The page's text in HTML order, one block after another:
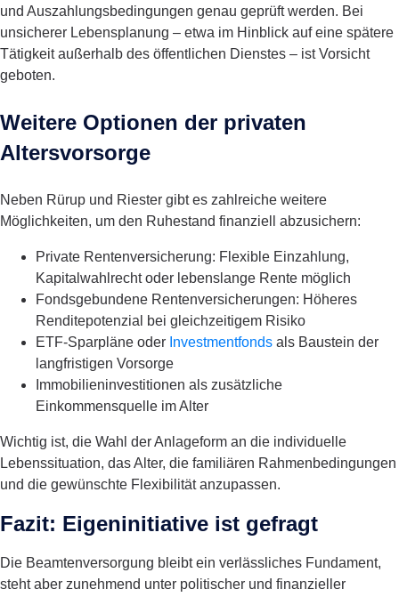
und Auszahlungsbedingungen genau geprüft werden. Bei
unsicherer Lebensplanung – etwa im Hinblick auf eine spätere
Tätigkeit außerhalb des öffentlichen Dienstes – ist Vorsicht
geboten.
Weitere Optionen der privaten
Altersvorsorge
Neben Rürup und Riester gibt es zahlreiche weitere
Möglichkeiten, um den Ruhestand finanziell abzusichern:
Private Rentenversicherung: Flexible Einzahlung,
Kapitalwahlrecht oder lebenslange Rente möglich
Fondsgebundene Rentenversicherungen: Höheres
Renditepotenzial bei gleichzeitigem Risiko
ETF-Sparpläne oder Investmentfonds als Baustein der
langfristigen Vorsorge
Immobilieninvestitionen als zusätzliche
Einkommensquelle im Alter
Wichtig ist, die Wahl der Anlageform an die individuelle
Lebenssituation, das Alter, die familiären Rahmenbedingungen
und die gewünschte Flexibilität anzupassen.
Fazit: Eigeninitiative ist gefragt
Die Beamtenversorgung bleibt ein verlässliches Fundament,
steht aber zunehmend unter politischer und finanzieller